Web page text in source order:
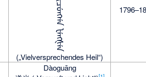
ᠰᠠᡳᠴᡠᠩᡤᠠ ᡶᡝᠩᡧᡝᠨ
(„Vielversprechendes Heil“)
Dàoguāng